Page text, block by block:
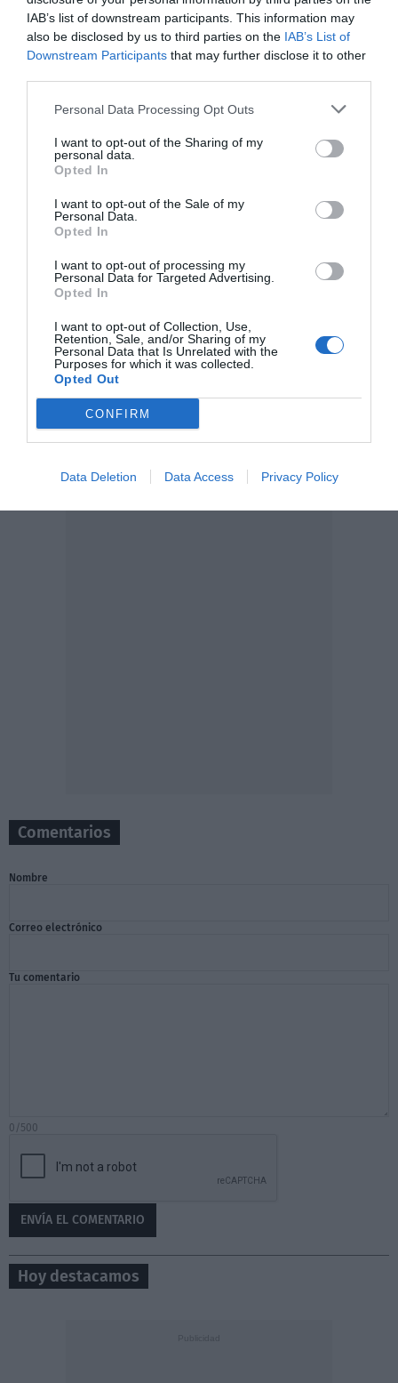
IAB’s list of downstream participants. This information may
also be disclosed by us to third parties on the IAB’s List of
Downstream Participants that may further disclose it to other
Personal Data Processing Opt Outs
I want to opt-out of the Sharing of my
personal data.
Opted In
I want to opt-out of the Sale of my
Personal Data.
Opted In
I want to opt-out of processing my
Personal Data for Targeted Advertising.
Opted In
I want to opt-out of Collection, Use,
Retention, Sale, and/or Sharing of my
Personal Data that Is Unrelated with the
Purposes for which it was collected.
Opted Out
CONFIRM
Data Deletion Data Access Privacy Policy
forrarón a la vera del comisionismo franquista, lo tengan
un poco más complicado, en esta supuesta democracia
actual valedora del interés público.
AñadirDiarioSabemos
como fuente preferida de
Google de forma gratuita
ACTIVAR AHORA
Comentarios
Nombre
Correo electrónico
Tu comentario
0/500
Hoy destacamos